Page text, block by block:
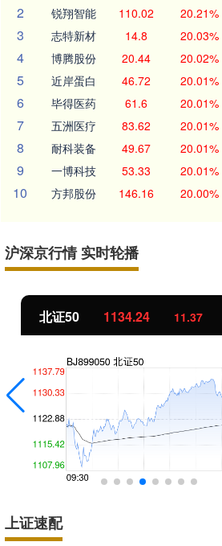
2 锐翔智能 110.02 20.21%
3 志特新材 14.8 20.03%
4 博腾股份 20.44 20.02%
5 近岸蛋白 46.72 20.01%
6 毕得医药 61.6 20.01%
7 五洲医疗 83.62 20.01%
8 耐科装备 49.67 20.01%
9 一博科技 53.33 20.01%
10 方邦股份 146.16 20.00%
沪深京行情 实时轮播
北证50 1134.24 11.37
上证速配